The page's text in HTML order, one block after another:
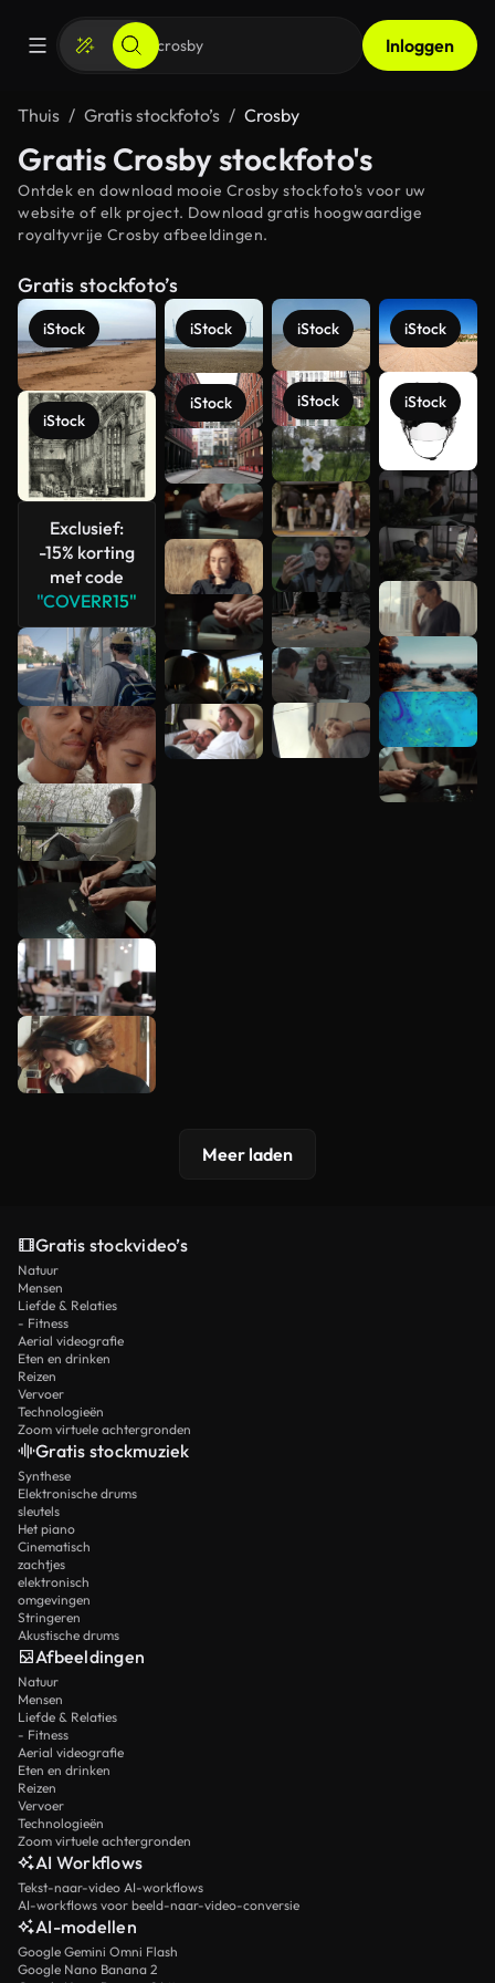
Inloggen
Thuis Gratis stockfoto’s Crosby
Gratis Crosby stockfoto's
Ontdek en download mooie Crosby stockfoto's voor uw
website of elk project. Download gratis hoogwaardige
royaltyvrije Crosby afbeeldingen.
Gratis stockfoto’s
iStock
iStock
Exclusief:
-15% korting
met code
"COVERR15"
iStock
iStock
iStock
iStock
iStock
iStock
Meer
bekijken
Meer laden
Gratis stockvideo’s
Natuur
Mensen
Liefde & Relaties
- Fitness
Aerial videografie
Eten en drinken
Reizen
Vervoer
Technologieën
Zoom virtuele achtergronden
Gratis stockmuziek
Synthese
Elektronische drums
sleutels
Het piano
Cinematisch
zachtjes
elektronisch
omgevingen
Stringeren
Akustische drums
Afbeeldingen
Natuur
Mensen
Liefde & Relaties
- Fitness
Aerial videografie
Eten en drinken
Reizen
Vervoer
Technologieën
Zoom virtuele achtergronden
AI Workflows
Tekst-naar-video AI-workflows
AI-workflows voor beeld-naar-video-conversie
AI-modellen
Google Gemini Omni Flash
Google Nano Banana 2